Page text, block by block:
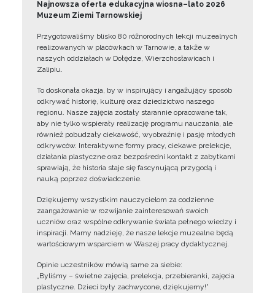
Najnowsza oferta edukacyjna wiosna–lato 2026
Muzeum Ziemi Tarnowskiej
Przygotowaliśmy blisko 80 różnorodnych lekcji muzealnych
realizowanych w placówkach w Tarnowie, a także w
naszych oddziałach w Dołędze, Wierzchosławicach i
Zalipiu.
To doskonała okazja, by w inspirujący i angażujący sposób
odkrywać historię, kulturę oraz dziedzictwo naszego
regionu. Nasze zajęcia zostały starannie opracowane tak,
aby nie tylko wspierały realizację programu nauczania, ale
również pobudzały ciekawość, wyobraźnię i pasję młodych
odkrywców. Interaktywne formy pracy, ciekawe prelekcje,
działania plastyczne oraz bezpośredni kontakt z zabytkami
sprawiają, że historia staje się fascynującą przygodą i
nauką poprzez doświadczenie.
Dziękujemy wszystkim nauczycielom za codzienne
zaangażowanie w rozwijanie zainteresowań swoich
uczniów oraz wspólne odkrywanie świata pełnego wiedzy i
inspiracji. Mamy nadzieję, że nasze lekcje muzealne będą
wartościowym wsparciem w Waszej pracy dydaktycznej.
Opinie uczestników mówią same za siebie:
„Byliśmy – świetne zajęcia, prelekcja, przebieranki, zajęcia
plastyczne. Dzieci były zachwycone, dziękujemy!”